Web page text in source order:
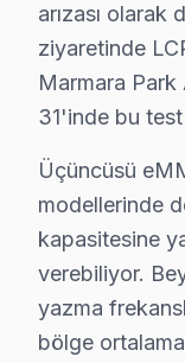
Telefunken
Bakım
•
• LED şerit
•
• Yazılım ve
•
Beylikdüzü'da
arızası olarak
ziyaretinde
Marmara Park
31'inde bu
Üçüncüsü
modellerinde
kapasitesine
verebiliyor.
yazma
bölge